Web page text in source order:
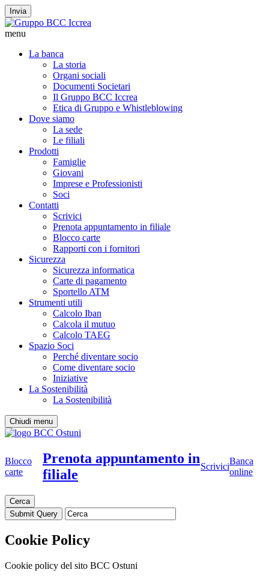
Invia
menu
La banca
La storia
Organi sociali
Documenti Societari
Il Gruppo BCC Iccrea
Etica di Gruppo e Whistleblowing
Dove siamo
La sede
Le filiali
Prodotti
Famiglie
Giovani
Imprese e Professionisti
Soci
Contatti
Scrivici
Prenota appuntamento in filiale
Blocco carte
Rapporti con i fornitori
Sicurezza
Sicurezza informatica
Carte di pagamento
Sportello ATM
Strumenti utili
Calcolo Iban
Calcola il mutuo
Calcolo TAEG
Spazio Soci
Perché diventare socio
Come diventare socio
Iniziative
La Sostenibilità
La Sostenibilità
Chiudi menu
Blocco
carte
Prenota appuntamento in
filiale
Scrivici
Banca
online
Cerca
Cookie Policy
Cookie policy del sito BCC Ostuni